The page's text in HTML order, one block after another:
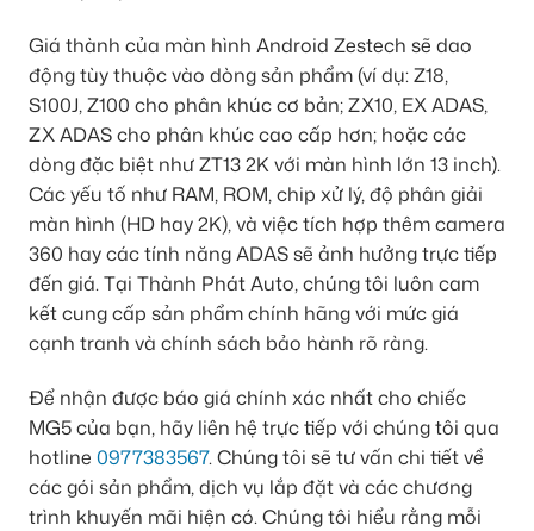
Giá thành của màn hình Android Zestech sẽ dao
động tùy thuộc vào dòng sản phẩm (ví dụ: Z18,
S100J, Z100 cho phân khúc cơ bản; ZX10, EX ADAS,
ZX ADAS cho phân khúc cao cấp hơn; hoặc các
dòng đặc biệt như ZT13 2K với màn hình lớn 13 inch).
Các yếu tố như RAM, ROM, chip xử lý, độ phân giải
màn hình (HD hay 2K), và việc tích hợp thêm camera
360 hay các tính năng ADAS sẽ ảnh hưởng trực tiếp
đến giá. Tại Thành Phát Auto, chúng tôi luôn cam
kết cung cấp sản phẩm chính hãng với mức giá
cạnh tranh và chính sách bảo hành rõ ràng.
Để nhận được báo giá chính xác nhất cho chiếc
MG5 của bạn, hãy liên hệ trực tiếp với chúng tôi qua
hotline 0977383567. Chúng tôi sẽ tư vấn chi tiết về
các gói sản phẩm, dịch vụ lắp đặt và các chương
trình khuyến mãi hiện có. Chúng tôi hiểu rằng mỗi